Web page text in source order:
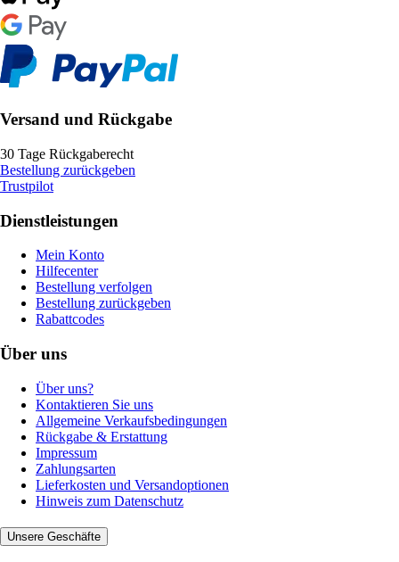
Versand und Rückgabe
30 Tage Rückgaberecht
Bestellung zurückgeben
Trustpilot
Dienstleistungen
Mein Konto
Hilfecenter
Bestellung verfolgen
Bestellung zurückgeben
Rabattcodes
Über uns
Über uns?
Kontaktieren Sie uns
Allgemeine Verkaufsbedingungen
Rückgabe & Erstattung
Impressum
Zahlungsarten
Lieferkosten und Versandoptionen
Hinweis zum Datenschutz
Unsere Geschäfte